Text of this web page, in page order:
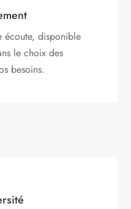
écoute, disponible
le choix des
besoins.